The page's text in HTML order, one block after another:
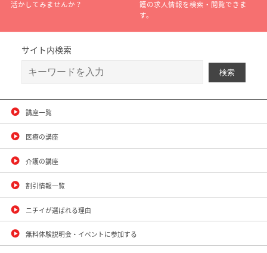
活かしてみませんか？
護の求人情報を検索・閲覧できま
す。
サイト内検索
講座一覧
医療の講座
介護の講座
割引情報一覧
ニチイが選ばれる理由
無料体験説明会・イベントに参加する